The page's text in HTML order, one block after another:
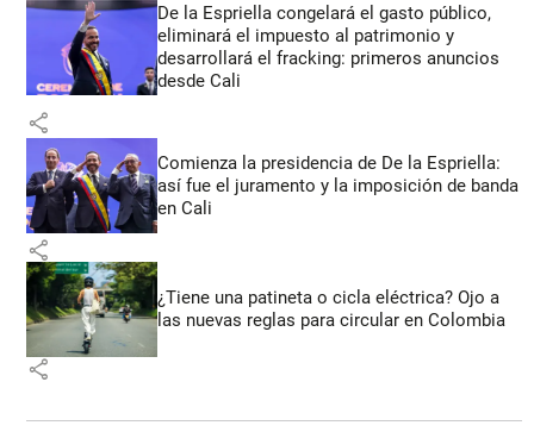
De la Espriella congelará el gasto público,
eliminará el impuesto al patrimonio y
desarrollará el fracking: primeros anuncios
desde Cali
share
Comienza la presidencia de De la Espriella:
así fue el juramento y la imposición de banda
en Cali
share
¿Tiene una patineta o cicla eléctrica? Ojo a
las nuevas reglas para circular en Colombia
share